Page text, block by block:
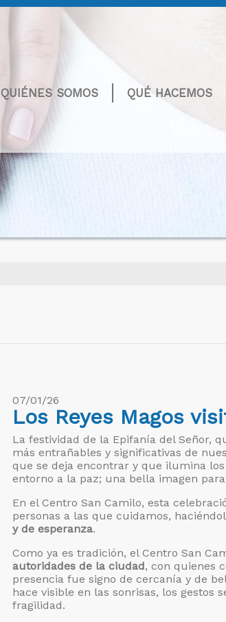
QUIÉNES SOMOS QUÉ HACEMOS
07/01/26
Los Reyes Magos
La festividad de la Epifanía del Señor,
más entrañables y significativas de
que se deja encontrar y que ilumina
entorno a la paz; una bella imagen
En el Centro San Camilo, esta
personas a las que cuidamos,
y de esperanza.
Como ya es tradición, el Centro San
autoridades de la ciudad, con quienes
presencia fue signo de cercanía y de
hace visible en las sonrisas, los gestos
fragilidad.